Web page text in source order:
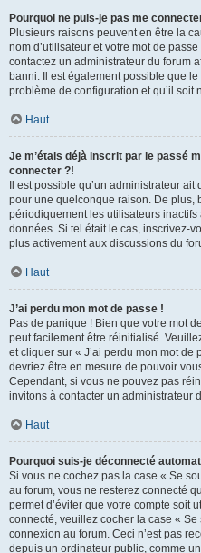
Pourquoi ne puis-je pas me
Plusieurs raisons peuvent en être la
nom d’utilisateur et votre mot de
contactez un administrateur du forum
banni. Il est également possible que
problème de configuration et qu’il soit
Haut
Je m’étais déjà inscrit par le passé
connecter ?!
Il est possible qu’un administrateur
pour une quelconque raison. De plus,
périodiquement les utilisateurs
données. Si tel était le cas, inscrivez-
plus activement aux discussions du
Haut
J’ai perdu mon mot de passe !
Pas de panique ! Bien que votre mot
peut facilement être réinitialisé.
et cliquer sur « J’ai perdu mon mot
devriez être en mesure de pouvoir
Cependant, si vous ne pouvez pas
invitons à contacter un administrateur
Haut
Pourquoi suis-je déconnecté
Si vous ne cochez pas la case « Se
au forum, vous ne resterez connecté
permet d’éviter que votre compte soit
connecté, veuillez cocher la case «
connexion au forum. Ceci n’est pas
depuis un ordinateur public, comme